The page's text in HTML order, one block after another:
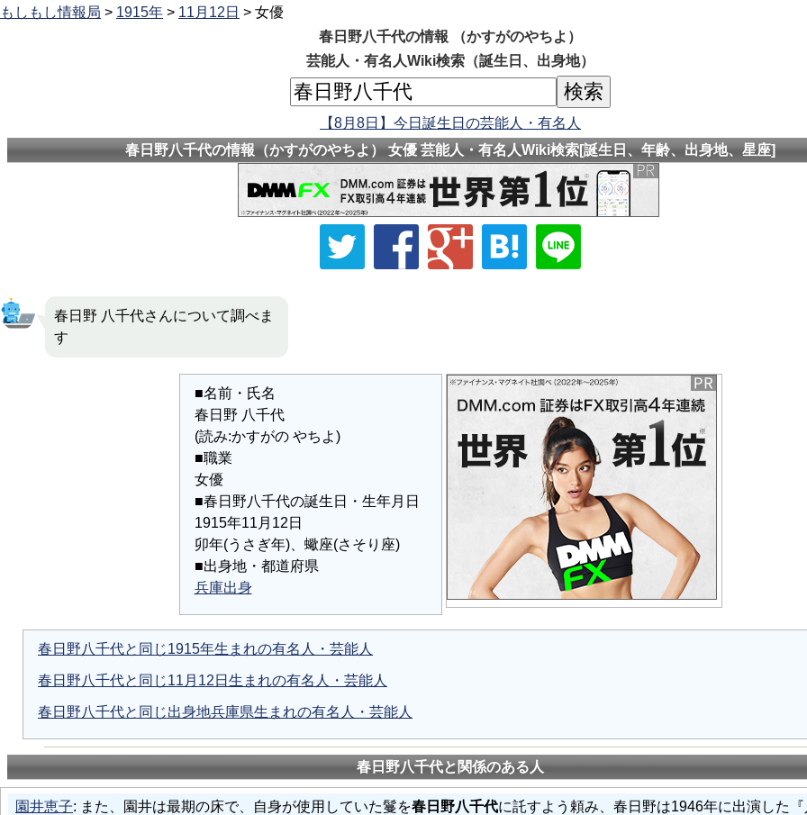
もしもし情報局 > 1915年 > 11月12日 > 女優
春日野八千代の情報 （かすがのやちよ）
芸能人・有名人Wiki検索（誕生日、出身地）
【8月8日】今日誕生日の芸能人・有名人
春日野八千代の情報（かすがのやちよ） 女優 芸能人・有名人Wiki検索[誕生日、年齢、出身地、星座]
春日野 八千代さんについて調べま
す
■名前・氏名
春日野 八千代
(読み:かすがの やちよ)
■職業
女優
■春日野八千代の誕生日・生年月日
1915年11月12日
卯年(うさぎ年)、蠍座(さそり座)
■出身地・都道府県
兵庫出身
春日野八千代と同じ1915年生まれの有名人・芸能人
春日野八千代と同じ11月12日生まれの有名人・芸能人
春日野八千代と同じ出身地兵庫県生まれの有名人・芸能人
春日野八千代と関係のある人
園井恵子: また、園井は最期の床で、自身が使用していた鬘を春日野八千代に託すよう頼み、春日野は1946年に出演した